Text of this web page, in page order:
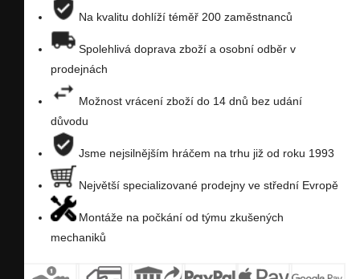
Na kvalitu dohlíží téměř 200 zaměstnanců
Spolehlivá doprava zboží a osobní odběr v
prodejnách
Možnost vrácení zboží do 14 dnů bez udání
důvodu
Jsme nejsilnějším hráčem na trhu již od roku 1993
Největší specializované prodejny ve střední Evropě
Montáže na počkání od týmu zkušených
mechaniků